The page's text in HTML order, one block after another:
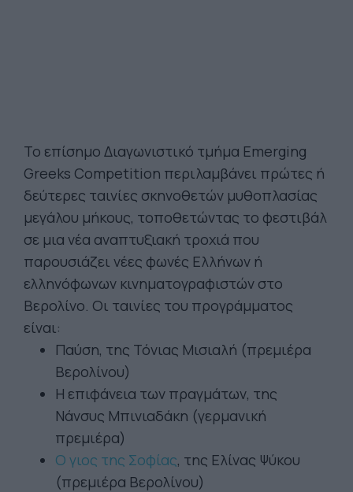
Το επίσημο Διαγωνιστικό τμήμα Emerging
Greeks Competition περιλαμβάνει πρώτες ή
δεύτερες ταινίες σκηνοθετών μυθοπλασίας
μεγάλου μήκους, τοποθετώντας το φεστιβάλ
σε μια νέα αναπτυξιακή τροχιά που
παρουσιάζει νέες φωνές Eλλήνων ή
ελληνόφωνων κινηματογραφιστών στο
Βερολίνο. Οι ταινίες του προγράμματος
είναι:
Παύση, της Τόνιας Μισιαλή (πρεμιέρα
Βερολίνου)
Η επιφάνεια των πραγμάτων, της
Νάνσυς Μπινιαδάκη (γερμανική
πρεμιέρα)
Ο γιος της Σοφίας, της Ελίνας Ψύκου
(πρεμιέρα Βερολίνου)